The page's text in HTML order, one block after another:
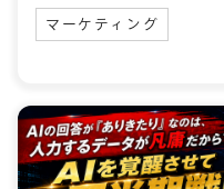
マーケティング